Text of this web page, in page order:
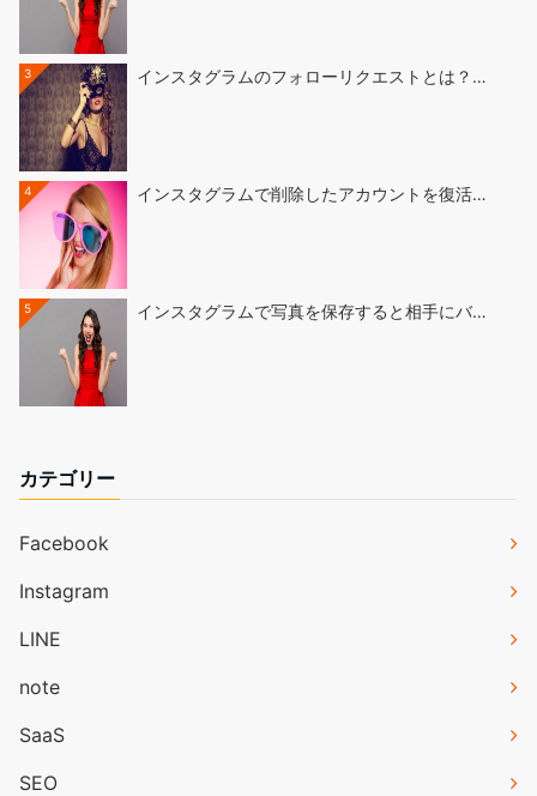
3 インスタグラムのフォローリクエストとは？…
4 インスタグラムで削除したアカウントを復活…
5 インスタグラムで写真を保存すると相手にバ…
カテゴリー
Facebook
Instagram
LINE
note
SaaS
SEO